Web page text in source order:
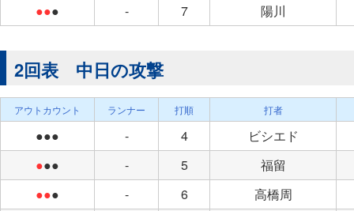
●●● - 7 陽川
2回表 中日の攻撃
アウトカウント ランナー 打順 打者
●●● - 4
ビシエド
●●● - 5
福留
●●● - 6
高橋周